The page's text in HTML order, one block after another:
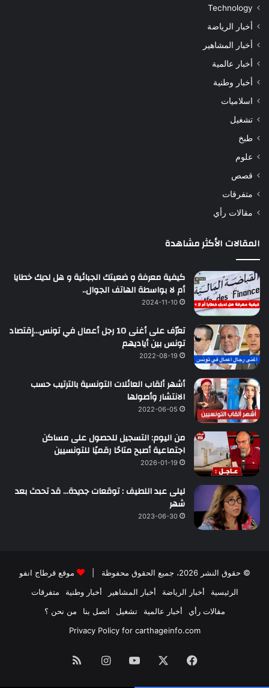
Technology
أخبار الرياضة
أخبار المشاهير
أخبار عالمية
أخبار وطنية
اسلاميات
تشغيل
طبخ
علوم
قصص
متفرقات
مقالات رأي
المقالات الأكثر مشاهدة
كيفية معرفة و ضعيتك الجبائية و هل لديك خطايا
أم لا بواسطة الهاتف الجوال..
2024-11-10
تعرّف على أغنى 10 رجل أعمال في تونس…إقتصاد
تونس بين أياديهم
2022-08-19
أشهر ألقاب العائلات التونسية بالترتيب حسب
الانتشار وأصولها
2022-06-05
من اليوم: التسجيل للحصول على مساكن
اجتماعية أصبح متاحًا رقميًا للتونسيين
2026-01-19
ليلى عبد اللطيف : توقعات جديدة… قد تحدث بعد
شهر
2023-06-30
© حقوق النشر 2026، جميع الحقوق محفوظة |
موقع قرطاج انفو
الرئيسية
أخبار الرياضة أخبار المشاهير أخبار وطنية
متفرقات
مقالات رأي
أخبار عالمية تشغيل اتصل بنا
من نحن ؟
Privacy Policy for carthageinfo.com
فيسبوك ‫YouTubeانستقرام